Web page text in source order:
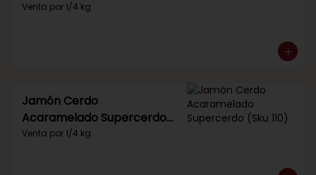
Venta por 1/4 kg.
Jamón Cerdo
Acaramelado Supercerdo
(Sku 110)
Venta por 1/4 kg.